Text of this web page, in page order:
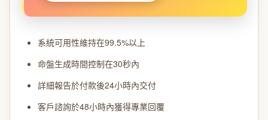
系統可用性維持在99.5%以上
命盤生成時間控制在30秒內
詳細報告於付款後24小時內交付
客戶諮詢於48小時內獲得專業回覆